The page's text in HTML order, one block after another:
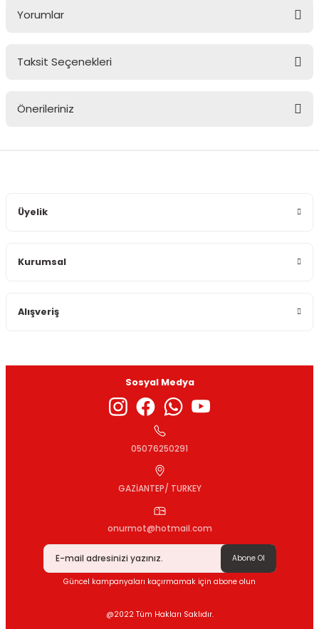
Yorumlar
Taksit Seçenekleri
Önerileriniz
Ürün bilgilerinde hatalar bulunuyor.
Gönder
Üyelik
Kurumsal
Alışveriş
Sosyal Medya
05076250291
GAZİANTEP/ TURKEY
onurmot@hotmail.com
Abone Ol
Güncel kampanyaları kaçırmamak için abone olun
@2022 Tüm Hakları Saklıdır.